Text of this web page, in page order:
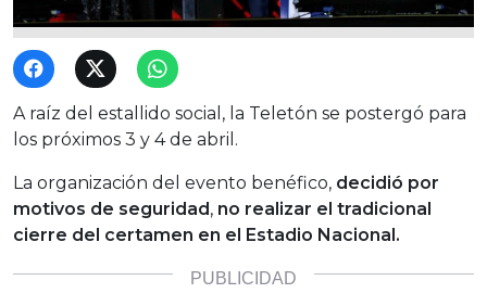
A raíz del estallido social, la Teletón se postergó para
los próximos 3 y 4 de abril.
La organización del evento benéfico, decidió por
motivos de seguridad, no realizar el tradicional
cierre del certamen en el Estadio Nacional.